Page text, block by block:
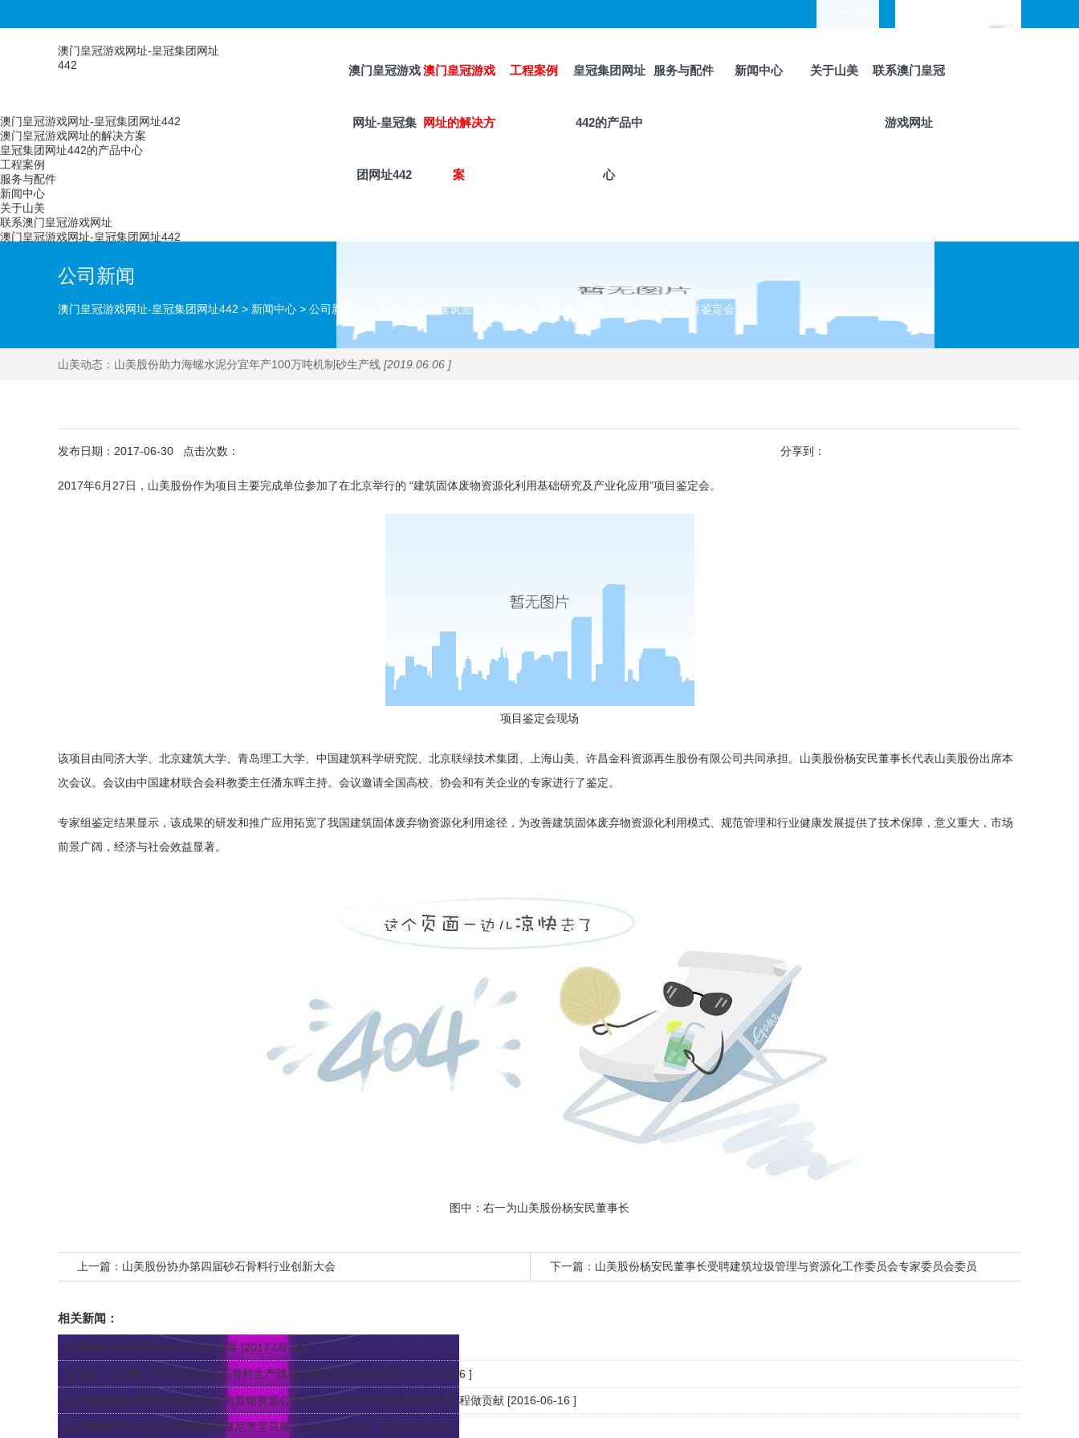
澳门皇冠游戏网址-皇冠集团网址
442
澳门皇冠游戏
网址-皇冠集
团网址442
澳门皇冠游戏
网址的解决方
案
工程案例 皇冠集团网址
442的产品中
心
服务与配件 新闻中心 关于山美 联系澳门皇冠
游戏网址
澳门皇冠游戏网址-皇冠集团网址442
澳门皇冠游戏网址的解决方案
皇冠集团网址442的产品中心
工程案例
服务与配件
新闻中心
关于山美
联系澳门皇冠游戏网址
澳门皇冠游戏网址-皇冠集团网址442
公司新闻
澳门皇冠游戏网址-皇冠集团网址442 > 新闻中心 > 公司新闻 山美股份参加“建筑固体废物资源化利用基础研究及产业化应用”项目鉴定会
山美动态： 山美股份助力海螺水泥分宜年产100万吨机制砂生产线 [2019.06.06 ]
分享到：
发布日期：2017-06-30 点击次数：
2017年6月27日，山美股份作为项目主要完成单位参加了在北京举行的 “建筑固体废物资源化利用基础研究及产业化应用”项目鉴定会。
项目鉴定会现场
该项目由同济大学、北京建筑大学、青岛理工大学、中国建筑科学研究院、北京联绿技术集团、上海山美、许昌金科资源再生股份有限公司共同承担。山美股份杨安民董事长代表山美股份出席本
次会议。会议由中国建材联合会科教委主任潘东晖主持。会议邀请全国高校、协会和有关企业的专家进行了鉴定。
专家组鉴定结果显示，该成果的研发和推广应用拓宽了我国建筑固体废弃物资源化利用途径，为改善建筑固体废弃物资源化利用模式、规范管理和行业健康发展提供了技术保障，意义重大，市场
前景广阔，经济与社会效益显著。
图中：右一为山美股份杨安民董事长
上一篇： 山美股份协办第四届砂石骨料行业创新大会 下一篇： 山美股份杨安民董事长受聘建筑垃圾管理与资源化工作委员会专家委员会委员
相关新闻：
山美股份荣耀登场2017印尼矿业展 [2017-09-14 ]
新项目｜云南年产300万吨石灰石骨料生产线近期顺利完成安装调试 [2018-07-06 ]
山美股份建筑废弃物资源化设备为首钢资源公司再生品应用于北京长安街西延工程做贡献 [2016-06-16 ]
山美携骨料生产线技术亮相德国慕尼黑宝马展（bauma 2013） [2013-04-09 ]